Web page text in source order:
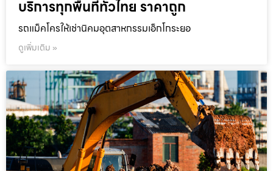
บริการทุกพื้นที่ทั่วไทย ราคาถูก
รถแม็คโครให้เช่านิคมอุตสาหกรรมเอ็กโกระยอ
ดูเพิ่มเติม »